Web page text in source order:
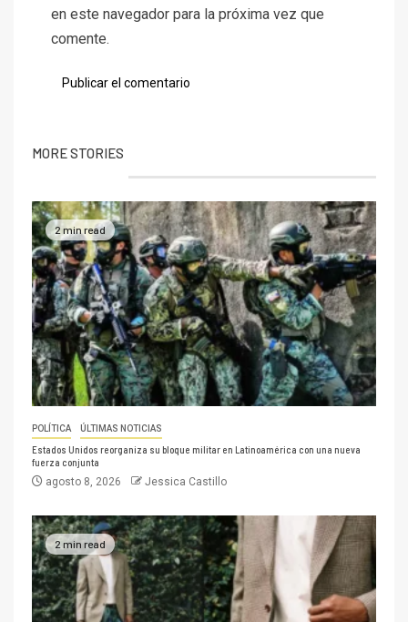
en este navegador para la próxima vez que
comente.
MORE STORIES
2 min read
POLÍTICA ÚLTIMAS NOTICIAS
Estados Unidos reorganiza su bloque militar en Latinoamérica con una nueva
fuerza conjunta
agosto 8, 2026 Jessica Castillo
2 min read